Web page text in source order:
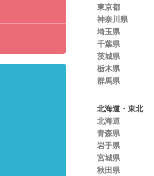
東京都
神奈川県
埼玉県
千葉県
茨城県
栃木県
群馬県
北海道・東北
北海道
青森県
岩手県
宮城県
秋田県